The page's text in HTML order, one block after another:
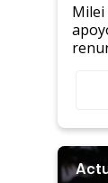
Milei